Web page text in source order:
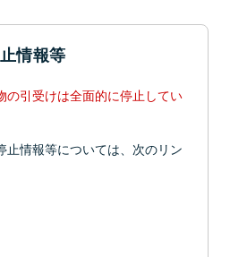
情報等
の引受けは全面的に停止してい
止情報等については、次のリン